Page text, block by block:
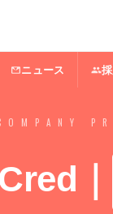
ニュース
｜